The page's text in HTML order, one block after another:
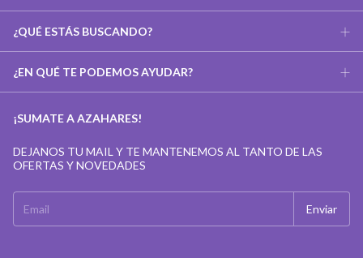
¿QUÉ ESTÁS BUSCANDO?
¿EN QUÉ TE PODEMOS AYUDAR?
¡SUMATE A AZAHARES!
DEJANOS TU MAIL Y TE MANTENEMOS AL TANTO DE LAS
OFERTAS Y NOVEDADES